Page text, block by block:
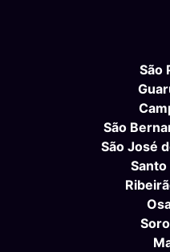
São
São
São José
Santo